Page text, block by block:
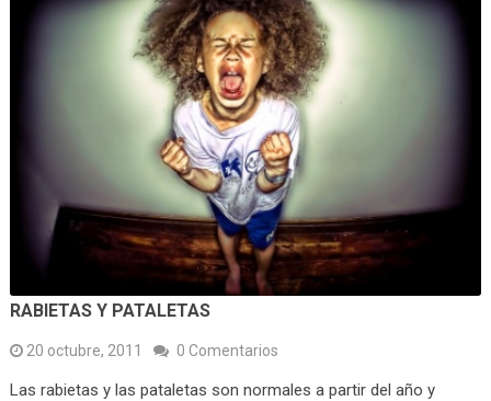
RABIETAS Y PATALETAS
20 octubre, 2011 0 Comentarios
Las rabietas y las pataletas son normales a partir del año y